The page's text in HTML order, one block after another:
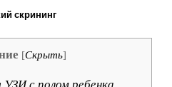
скрининг
[Скрыть]